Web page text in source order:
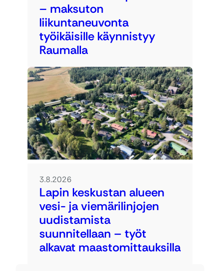
– maksuton
liikuntaneuvonta
työikäisille käynnistyy
Raumalla
3.8.2026
Lapin keskustan alueen
vesi- ja viemärilinjojen
uudistamista
suunnitellaan – työt
alkavat maastomittauksilla